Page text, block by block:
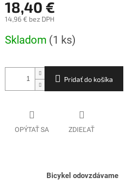
18,40 €
14,96 € bez DPH
cena:
Skladom (1 ks)
Pridať do košíka
OPÝTAŤ SA ZDIEĽAŤ
Bicykel odovzdávame